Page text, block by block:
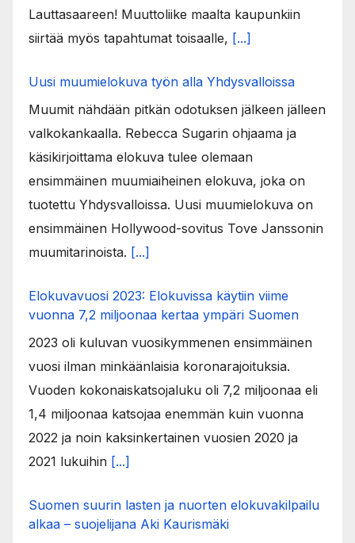
Lauttasaareen! Muuttoliike maalta kaupunkiin
siirtää myös tapahtumat toisaalle, [...]
Uusi muumielokuva työn alla Yhdysvalloissa
Muumit nähdään pitkän odotuksen jälkeen jälleen
valkokankaalla. Rebecca Sugarin ohjaama ja
käsikirjoittama elokuva tulee olemaan
ensimmäinen muumiaiheinen elokuva, joka on
tuotettu Yhdysvalloissa. Uusi muumielokuva on
ensimmäinen Hollywood-sovitus Tove Janssonin
muumitarinoista. [...]
Elokuvavuosi 2023: Elokuvissa käytiin viime
vuonna 7,2 miljoonaa kertaa ympäri Suomen
2023 oli kuluvan vuosikymmenen ensimmäinen
vuosi ilman minkäänlaisia koronarajoituksia.
Vuoden kokonaiskatsojaluku oli 7,2 miljoonaa eli
1,4 miljoonaa katsojaa enemmän kuin vuonna
2022 ja noin kaksinkertainen vuosien 2020 ja
2021 lukuihin [...]
Suomen suurin lasten ja nuorten elokuvakilpailu
alkaa – suojelijana Aki Kaurismäki